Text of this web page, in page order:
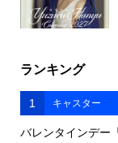
ランキング
1 キャスター
バレンタインデー